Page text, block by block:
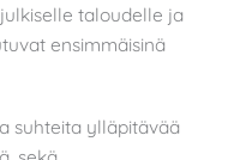
taloudelle ja
ensimmäisinä
suhteita ylläpitävää